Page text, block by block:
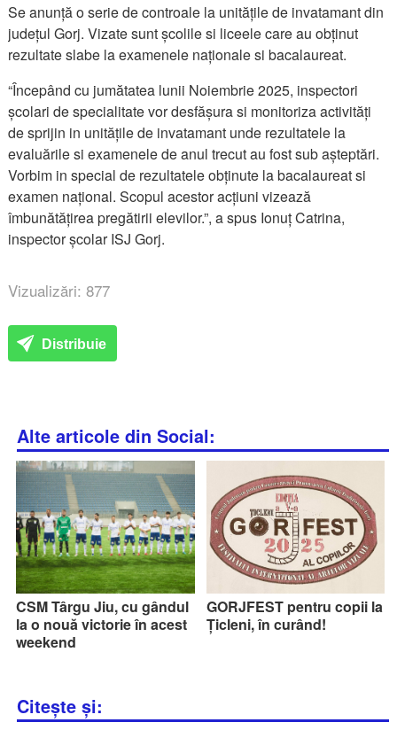
Se anunță o serie de controale la unitățile de invatamant din
județul Gorj. Vizate sunt școlile si liceele care au obținut
rezultate slabe la examenele naționale si bacalaureat.
“Începând cu jumătatea lunii Noiembrie 2025, inspectori
școlari de specialitate vor desfășura si monitoriza activități
de sprijin in unitățile de invatamant unde rezultatele la
evaluările si examenele de anul trecut au fost sub așteptări.
Vorbim in special de rezultatele obținute la bacalaureat si
examen național. Scopul acestor acțiuni vizează
îmbunătățirea pregătirii elevilor.”, a spus Ionuț Catrina,
inspector școlar ISJ Gorj.
Vizualizări: 877
Distribuie
Alte articole din Social:
CSM Târgu Jiu, cu gândul
la o nouă victorie în acest
weekend
GORJFEST pentru copii la
Țicleni, în curând!
Citește și: